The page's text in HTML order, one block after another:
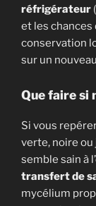
réfrigérateur
et les chances
conservation
sur un
Que faire si
Si vous
verte, noire ou
semble sain à
transfert de
mycélium